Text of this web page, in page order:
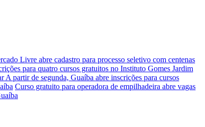
Livre abre cadastro para processo seletivo com centenas
para quatro cursos gratuitos no Instituto Gomes Jardim
A partir de segunda, Guaíba abre inscrições para cursos
Curso gratuito para operadora de empilhadeira abre vagas